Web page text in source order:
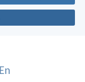
En